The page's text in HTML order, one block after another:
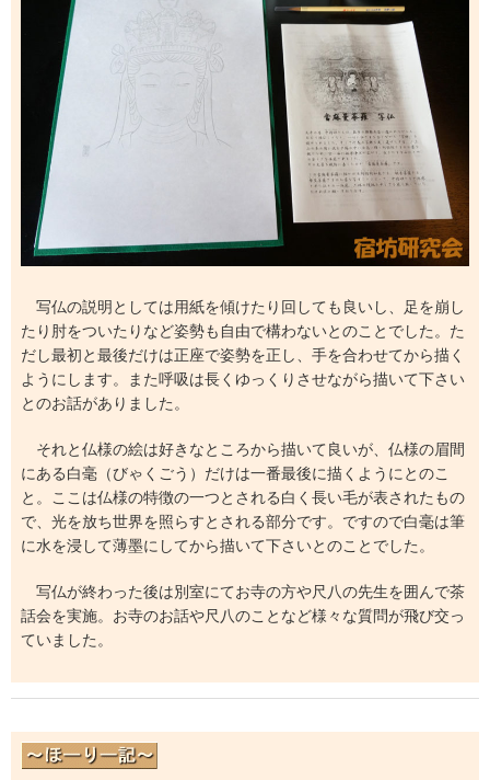
写仏の説明としては用紙を傾けたり回しても良いし、足を崩し
たり肘をついたりなど姿勢も自由で構わないとのことでした。た
だし最初と最後だけは正座で姿勢を正し、手を合わせてから描く
ようにします。また呼吸は長くゆっくりさせながら描いて下さい
とのお話がありました。
それと仏様の絵は好きなところから描いて良いが、仏様の眉間
にある白毫（びゃくごう）だけは一番最後に描くようにとのこ
と。ここは仏様の特徴の一つとされる白く長い毛が表されたもの
で、光を放ち世界を照らすとされる部分です。ですので白毫は筆
に水を浸して薄墨にしてから描いて下さいとのことでした。
写仏が終わった後は別室にてお寺の方や尺八の先生を囲んで茶
話会を実施。お寺のお話や尺八のことなど様々な質問が飛び交っ
ていました。